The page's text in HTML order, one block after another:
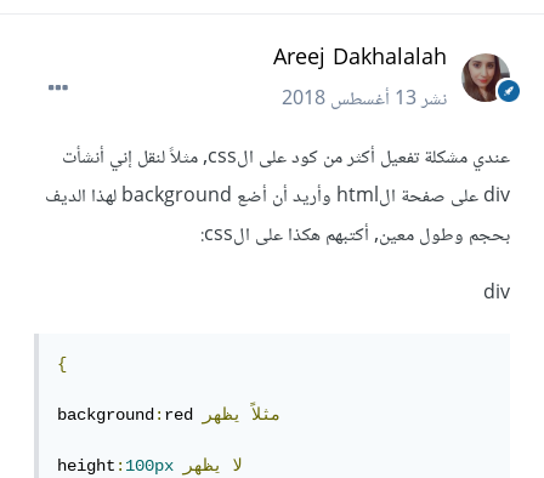
Areej Dakhalalah
نشر13 أغسطس 2018
عندي مشكلة تفعيل أكثر من كود على الcss, مثلاً لنقل إني أنشأت
div على صفحة الhtml وأريد أن أضع background لهذا الديف
بحجم وطول معين, أكتبهم هكذا على الcss:
div
{
background:red مثلاً يظهر
height:100px لا يظهر